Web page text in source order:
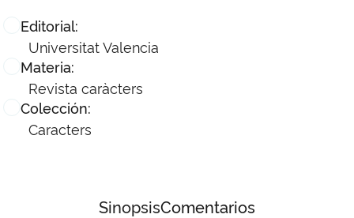
Editorial:
Universitat Valencia
Materia:
Revista caràcters
Colección:
Caracters
SinopsisComentarios